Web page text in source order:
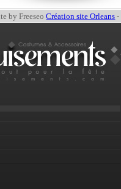
by FreeseoCréation site Orleans -